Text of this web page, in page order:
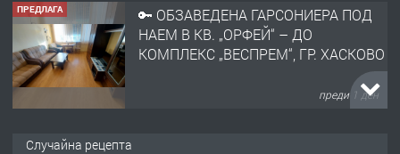
ПРЕДЛАГА
🔑 ОБЗАВЕДЕНА ГАРСОНИЕРА ПОД
НАЕМ В КВ. „ОРФЕЙ“ – ДО
КОМПЛЕКС „ВЕСПРЕМ“, ГР. ХАСКОВО
преди 1 ден
Случайна рецепта